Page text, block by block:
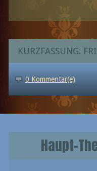
KURZFASSUNG:
0 Kommentar(e)
Haupt-